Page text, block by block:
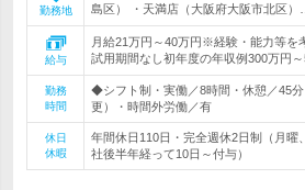
勤務地
島区） ・天満店（大阪府大阪市北区）…
給与
月給21万円～40万円※経験・能力等を
試用期間なし初年度の年収例300万円
勤務
時間
◆シフト制・実働／8時間・休憩／45
更）・時間外労働／有
休日
休暇
年間休日110日・完全週休2日制（月曜
社後半年経って10日～付与）